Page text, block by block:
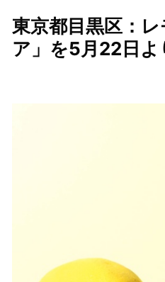
東京都目黒区：
ア」を5月22日よ